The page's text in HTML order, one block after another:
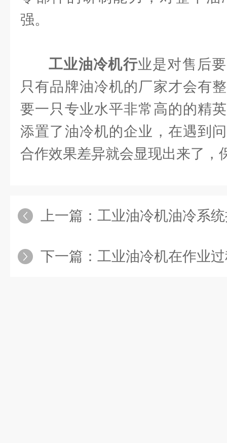
强。
工业油冷机行业是对售后
只有品牌油冷机的厂家才会有
要一只专业水平非常高的的精
添置了油冷机的企业，在遇到
合作效果差异就会显现出来了，
上一篇： 工业油冷机油冷系
下一篇： 工业油冷机在作业过程